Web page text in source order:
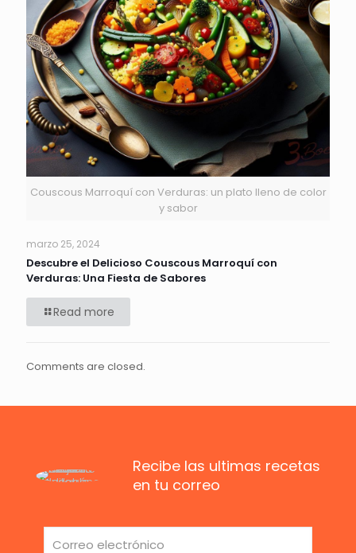
Couscous Marroquí con Verduras: un plato lleno de color
y sabor
marzo 25, 2024
Descubre el Delicioso Couscous Marroquí con
Verduras: Una Fiesta de Sabores
Read more
Comments are closed.
Recibe las ultimas recetas
en tu correo